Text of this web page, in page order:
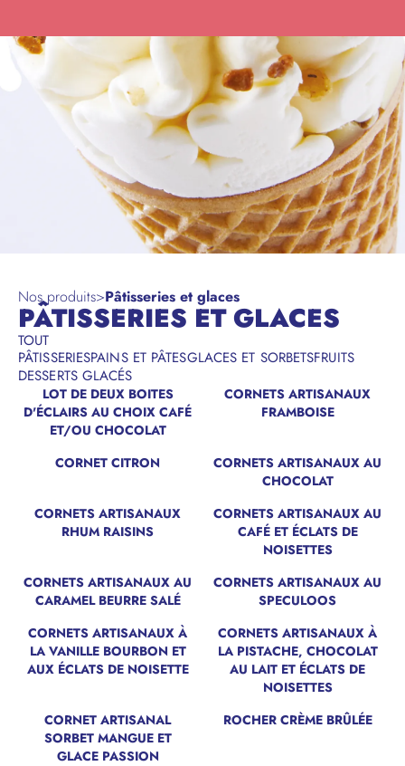
Nos produits>Pâtisseries et glaces
PÂTISSERIES ET GLACES
TOUT
PÂTISSERIESPAINS ET PÂTESGLACES ET SORBETSFRUITS
DESSERTS GLACÉS
LOT DE DEUX BOITES
D'ÉCLAIRS AU CHOIX CAFÉ
ET/OU CHOCOLAT
CORNETS ARTISANAUX
FRAMBOISE
CORNET CITRON
CORNETS ARTISANAUX AU
CHOCOLAT
CORNETS ARTISANAUX
RHUM RAISINS
CORNETS ARTISANAUX AU
CAFÉ ET ÉCLATS DE
NOISETTES
CORNETS ARTISANAUX AU
CARAMEL BEURRE SALÉ
CORNETS ARTISANAUX AU
SPECULOOS
CORNETS ARTISANAUX À
LA VANILLE BOURBON ET
AUX ÉCLATS DE NOISETTE
CORNETS ARTISANAUX À
LA PISTACHE, CHOCOLAT
AU LAIT ET ÉCLATS DE
NOISETTES
NOUVEAU
CORNET ARTISANAL
SORBET MANGUE ET
GLACE PASSION
ROCHER CRÈME BRÛLÉE